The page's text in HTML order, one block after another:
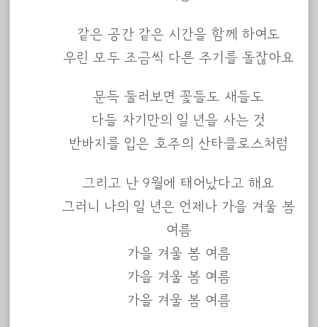
같은 공간 같은 시간을 함께 하여도
우린 모두 조금씩 다른 주기를 돌잖아요
문득 둘러보면 꽃들도 새들도
다들 자기만의 일 년을 사는 것
반바지를 입은 호주의 산타클로스처럼
그리고 난 9월에 태어났다고 해요
그러니 나의 일 년은 언제나 가을 겨울 봄
여름
가을 겨울 봄 여름
가을 겨울 봄 여름
가을 겨울 봄 여름